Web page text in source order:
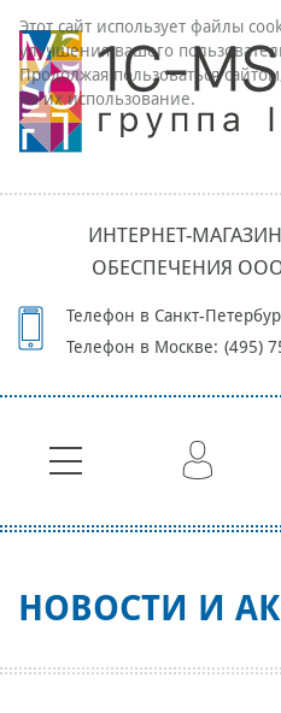
ИНТЕРНЕТ-
ОБЕСПЕЧЕНИЯ
Телефон в Санкт-
Телефон в Москве: (495)
НОВОСТИ И
Этот сайт использует файлы
улучшения вашего
Продолжая пользоваться
на их использование.